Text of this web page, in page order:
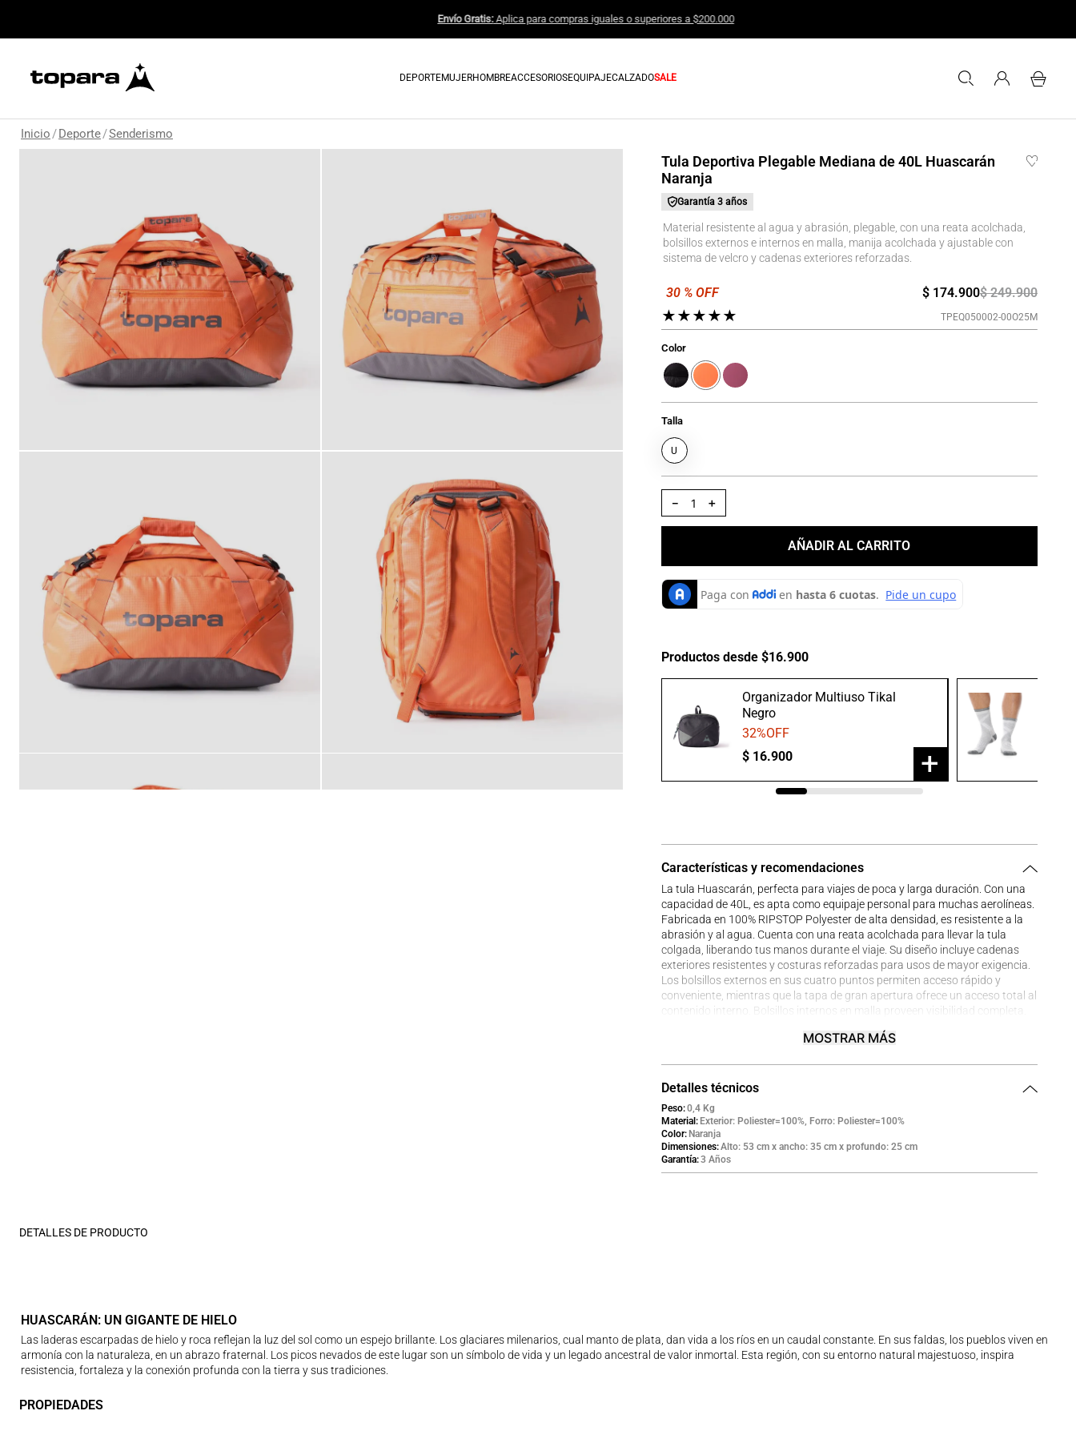
Envío Gratis:Aplica para compras iguales o superiores a $200.000
DEPORTEMUJERHOMBREACCESORIOSEQUIPAJECALZADOSALE
Inicio/Deporte/Senderismo
Tula Deportiva Plegable Mediana de 40L Huascarán
Naranja
Garantía 3 años
Material resistente al agua y abrasión, plegable, con una reata acolchada,
bolsillos externos e internos en malla, manija acolchada y ajustable con
sistema de velcro y cadenas exteriores reforzadas.
$ 249.900
$ 174.900
★★★★★ TPEQ050002-00O25M
Talla
U
Color
＋
－
AÑADIR AL CARRITO
Productos desde $16.900
Organizador Multiuso Tikal
Negro
32%OFF
$ 16.900 +
Características y recomendaciones
La tula Huascarán, perfecta para viajes de poca y larga duración. Con una
capacidad de 40L, es apta como equipaje personal para muchas aerolíneas.
Fabricada en 100% RIPSTOP Polyester de alta densidad, es resistente a la
abrasión y al agua. Cuenta con una reata acolchada para llevar la tula
colgada, liberando tus manos durante el viaje. Su diseño incluye cadenas
exteriores resistentes y costuras reforzadas para usos de mayor exigencia.
Los bolsillos externos en sus cuatro puntos permiten acceso rápido y
conveniente, mientras que la tapa de gran apertura ofrece un acceso total al
contenido interno. Bolsillos internos en malla proveen visibilidad completa.
acolchada y ajustable con sistema de velcro permite cargar grandes pesos
MOSTRAR MÁS
Detalles técnicos
Peso 0,4 Kg
Material
Exterior: Poliester=100%, Forro: Poliester=100%
Color Naranja
Dimensiones Alto: 53 cm x ancho: 35 cm x profundo: 25 cm
Garantía 3 Años
DETALLES DE PRODUCTO
HUASCARÁN: UN GIGANTE DE HIELO
Las laderas escarpadas de hielo y roca reflejan la luz del sol como un espejo brillante. Los glaciares milenarios, cual manto de plata, dan vida a los ríos en un caudal constante. En sus faldas, los pueblos viven en
armonía con la naturaleza, en un abrazo fraternal. Los picos nevados de este lugar son un símbolo de vida y un legado ancestral de valor inmortal. Esta región, con su entorno natural majestuoso, inspira
resistencia, fortaleza y la conexión profunda con la tierra y sus tradiciones.
PROPIEDADES